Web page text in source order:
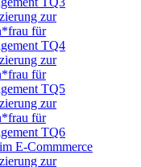
zur
für
TQ4
zur
für
TQ5
zur
für
TQ6
E-Commmerce
zur